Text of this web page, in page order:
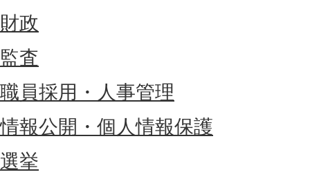
財政
監査
職員採用・人事管理
情報公開・個人情報保護
選挙